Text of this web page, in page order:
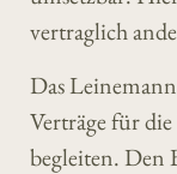
vertraglich
Das
Verträge für
begleiten. Den